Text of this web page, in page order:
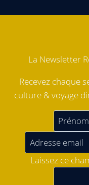
La Newsletter
Recevez chaque
culture & voyage
Laissez ce